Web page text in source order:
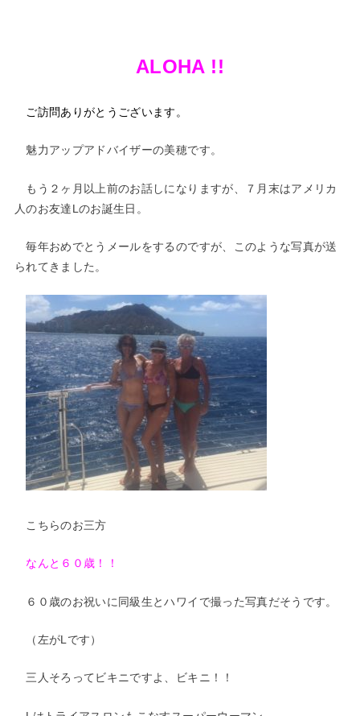
ALOHA !!
ご訪問ありがとうございます。
魅力アップアドバイザーの美穂です。
もう２ヶ月以上前のお話しになりますが、７月末はアメリカ
人のお友達Lのお誕生日。
毎年おめでとうメールをするのですが、このような写真が送
られてきました。
こちらのお三方
なんと６０歳！！
６０歳のお祝いに同級生とハワイで撮った写真だそうです。
（左がLです）
三人そろってビキニですよ、ビキニ！！